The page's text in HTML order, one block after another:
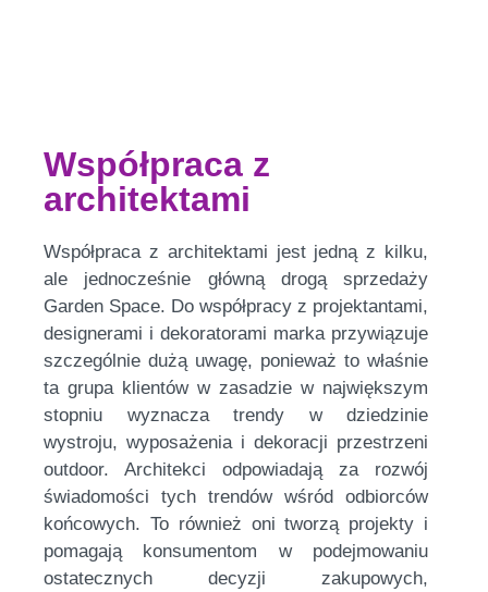
Współpraca z
architektami
Współpraca z architektami jest jedną z kilku,
ale jednocześnie główną drogą sprzedaży
Garden Space. Do współpracy z projektantami,
designerami i dekoratorami marka przywiązuje
szczególnie dużą uwagę, ponieważ to właśnie
ta grupa klientów w zasadzie w największym
stopniu wyznacza trendy w dziedzinie
wystroju, wyposażenia i dekoracji przestrzeni
outdoor. Architekci odpowiadają za rozwój
świadomości tych trendów wśród odbiorców
końcowych. To również oni tworzą projekty i
pomagają konsumentom w podejmowaniu
ostatecznych decyzji zakupowych,